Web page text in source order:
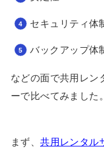
セキュリティ体
バックアップ体
などの面で共用レン
ーで比べてみました。
まず、共用レンタル